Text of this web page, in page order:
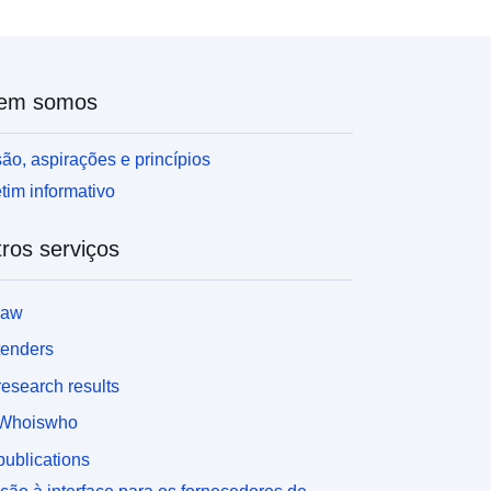
importante na escala de um terreno
regulamentar para um documento de planeamento
cadastral não pode, portanto, limitar-se a um mero
o que resultaria numa falsa precisão
que permitiriam aos concelhos que o
levando em conta as incertezas entre
área. Também deve permitir definir a
permissões de planejamento.
somos
aspirações e princípios
informativo
serviços
results